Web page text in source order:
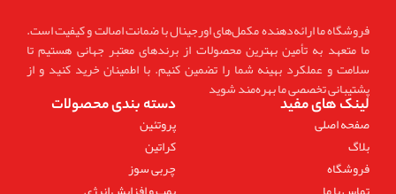
فروشگاه ما ارائه‌دهنده مکمل‌های اورجینال با ضمانت اصالت و کیفیت است.
ما متعهد به تأمین بهترین محصولات از برندهای معتبر جهانی هستیم تا
سلامت و عملکرد بهینه شما را تضمین کنیم. با اطمینان خرید کنید و از
پشتیبانی تخصصی ما بهره‌مند شوید
لینک های مفید
صفحه اصلی
بلاگ
فروشگاه
دسته بندی محصولات
پروتئین
کراتین
چربی سوز